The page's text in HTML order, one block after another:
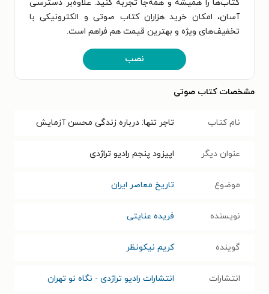
کتاب‌ها را همیشه و همه‌جا تجربه کنید. علاوه‌بر دسترسی
آسان، امکان خرید هزاران کتاب صوتی و الکترونیکی با
تخفیف‌های ویژه و بهترین قیمت هم فراهم است.
نصب
مشخصات کتاب صوتی
نام کتاب تاجر تنها: درباره زندگی محسن آزمایش
عنوان دیگر اپیزود پنجم رادیو تراژدی
موضوع تاریخ معاصر ایران
نویسنده فریده عنایتی
گوینده کریم نیکونظر
انتشارات انتشارات رادیو تراژدی - نگاه نو تهران